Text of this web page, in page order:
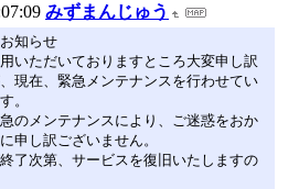
みずまんじゅう
知らせ
いただいておりますところ大変申し訳
現在、緊急メンテナンスを行わせてい
。
のメンテナンスにより、ご迷惑をおか
申し訳ございません。
了次第、サービスを復旧いたしますの